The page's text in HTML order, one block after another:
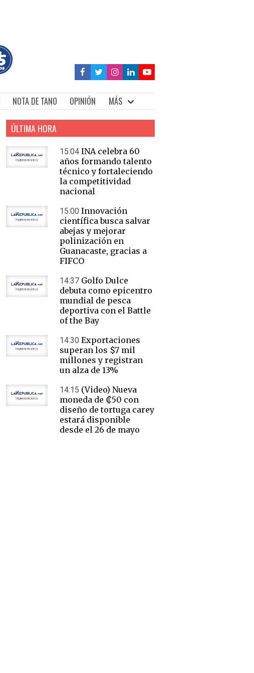
NOTA DE TANO OPINIÓN MÁS
ÚLTIMA HORA
15:04 INA celebra 60
años formando talento
técnico y fortaleciendo
la competitividad
nacional
15:00 Innovación
científica busca salvar
abejas y mejorar
polinización en
Guanacaste, gracias a
FIFCO
14:37 Golfo Dulce
debuta como epicentro
mundial de pesca
deportiva con el Battle
of the Bay
14:30 Exportaciones
superan los $7 mil
millones y registran
un alza de 13%
14:15 (Video) Nueva
moneda de ₡50 con
diseño de tortuga carey
estará disponible
desde el 26 de mayo